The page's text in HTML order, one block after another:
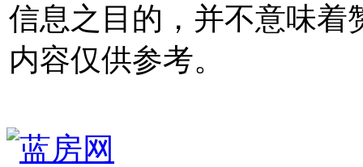
信息之目的，并不意味着
内容仅供参考。